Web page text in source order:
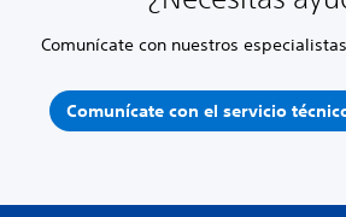
Comunícate con nuestros
Comunícate con el servicio